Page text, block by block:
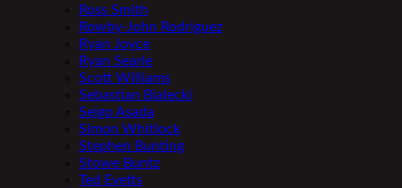
Ross Smith
Rowby-John Rodriguez
Ryan Joyce
Ryan Searle
Scott Williams
Sebastian Bialecki
Seigo Asada
Simon Whitlock
Stephen Bunting
Stowe Buntz
Ted Evetts